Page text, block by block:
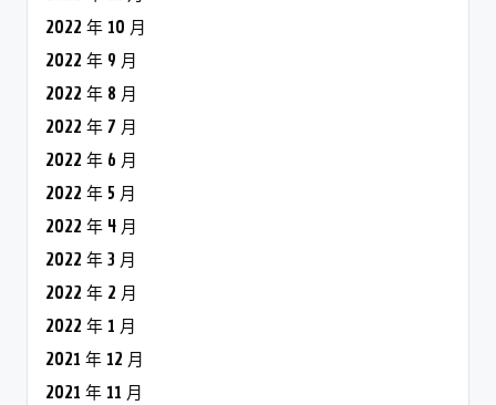
2022 年 10 月
2022 年 9 月
2022 年 8 月
2022 年 7 月
2022 年 6 月
2022 年 5 月
2022 年 4 月
2022 年 3 月
2022 年 2 月
2022 年 1 月
2021 年 12 月
2021 年 11 月